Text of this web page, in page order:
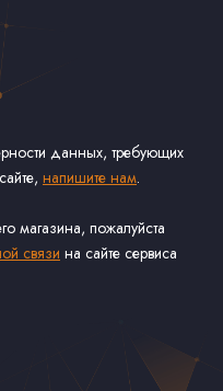
данных, требующих
напишите нам.
магазина, пожалуйста
связи на сайте сервиса